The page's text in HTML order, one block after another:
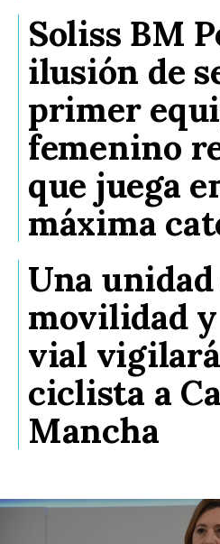
Soliss BM
ilusión de
primer
femenino
que juega
máxima
Una unidad
movilidad
vial
ciclista a
Mancha